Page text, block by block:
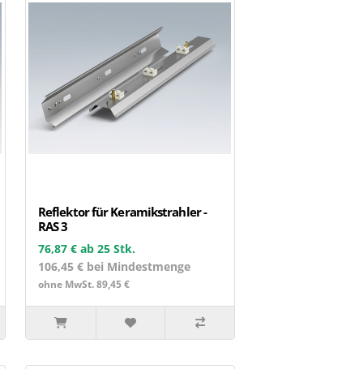
Reflektor für Keramikstrahler -
RAS 3
76,87 € ab 25 Stk.
106,45 € bei Mindestmenge
ohne MwSt. 89,45 €